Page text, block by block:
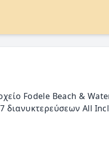
Fodele Beach &
διανυκτερεύσεων All